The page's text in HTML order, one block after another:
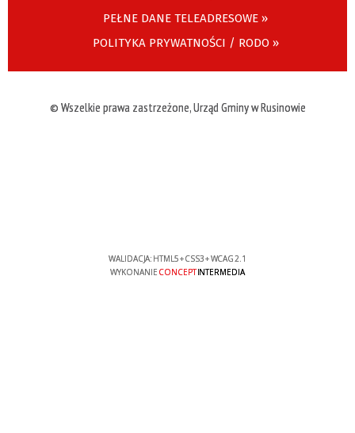
PEŁNE DANE TELEADRESOWE »
POLITYKA PRYWATNOŚCI / RODO »
© Wszelkie prawa zastrzeżone, Urząd Gminy w Rusinowie
WALIDACJA: HTML5+CSS3+WCAG 2.1
WYKONANIE CONCEPTINTERMEDIA